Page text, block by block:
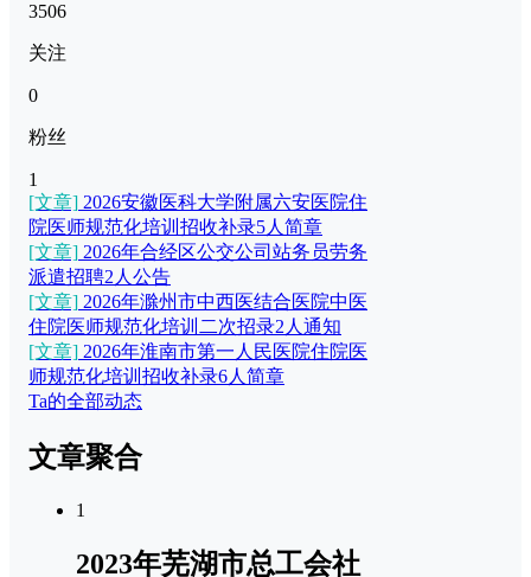
3506
关注
0
粉丝
1
[文章] 2026安徽医科大学附属六安医院住
院医师规范化培训招收补录5人简章
[文章] 2026年合经区公交公司站务员劳务
派遣招聘2人公告
[文章] 2026年滁州市中西医结合医院中医
住院医师规范化培训二次招录2人通知
[文章] 2026年淮南市第一人民医院住院医
师规范化培训招收补录6人简章
Ta的全部动态
文章聚合
1
2023年芜湖市总工会社